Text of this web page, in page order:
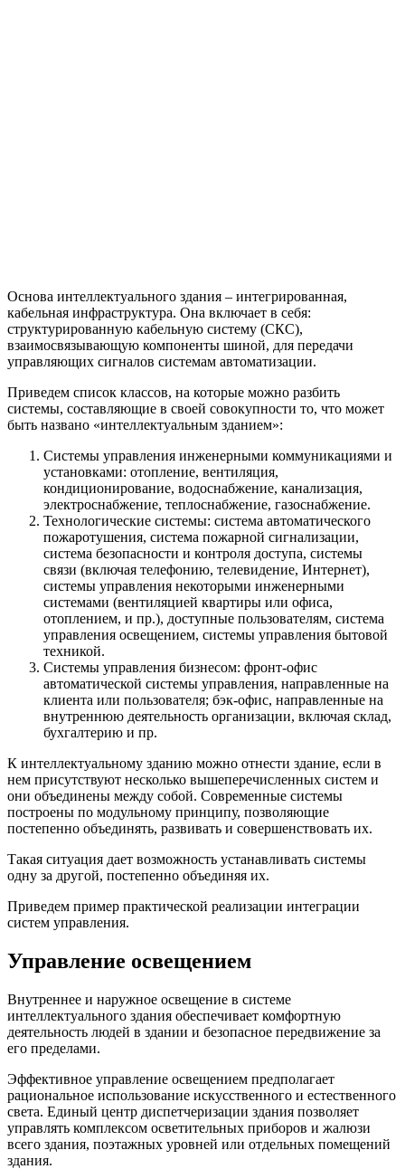
Основа интеллектуального здания – интегрированная,
кабельная инфраструктура. Она включает в себя:
структурированную кабельную систему (СКС),
взаимосвязывающую компоненты шиной, для передачи
управляющих сигналов системам автоматизации.
Приведем список классов, на которые можно разбить
системы, составляющие в своей совокупности то, что может
быть названо «интеллектуальным зданием»:
Системы управления инженерными коммуникациями и
установками: отопление, вентиляция,
кондиционирование, водоснабжение, канализация,
электроснабжение, теплоснабжение, газоснабжение.
Технологические системы: система автоматического
пожаротушения, система пожарной сигнализации,
система безопасности и контроля доступа, системы
связи (включая телефонию, телевидение, Интернет),
системы управления некоторыми инженерными
системами (вентиляцией квартиры или офиса,
отоплением, и пр.), доступные пользователям, система
управления освещением, системы управления бытовой
техникой.
Системы управления бизнесом: фронт-офис
автоматической системы управления, направленные на
клиента или пользователя; бэк-офис, направленные на
внутреннюю деятельность организации, включая склад,
бухгалтерию и пр.
К интеллектуальному зданию можно отнести здание, если в
нем присутствуют несколько вышеперечисленных систем и
они объединены между собой. Современные системы
построены по модульному принципу, позволяющие
постепенно объединять, развивать и совершенствовать их.
Такая ситуация дает возможность устанавливать системы
одну за другой, постепенно объединяя их.
Приведем пример практической реализации интеграции
систем управления.
Управление освещением
Внутреннее и наружное освещение в системе
интеллектуального здания обеспечивает комфортную
деятельность людей в здании и безопасное передвижение за
его пределами.
Эффективное управление освещением предполагает
рациональное использование искусственного и естественного
света. Единый центр диспетчеризации здания позволяет
управлять комплексом осветительных приборов и жалюзи
всего здания, поэтажных уровней или отдельных помещений
здания.